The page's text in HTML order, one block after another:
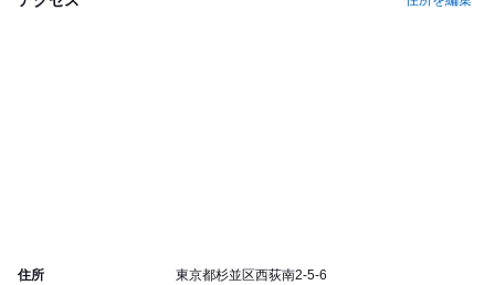
住所 東京都杉並区西荻南2-5-6